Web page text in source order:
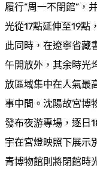
履行“周一不閉館”，
光從17點延伸至19點
此同時，在遼寧省藏
午開放外，其余時光
放區域集中在人氣最
事中間。沈陽故宮博
發布夜游專場，逐日
宇在宮燈映照下展示
青博物館則將閉館時